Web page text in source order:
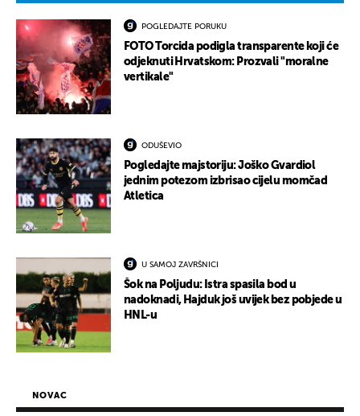
POGLEDAJTE PORUKU
FOTO Torcida podigla transparente koji će
odjeknuti Hrvatskom: Prozvali "moralne
vertikale"
ODUŠEVIO
Pogledajte majstoriju: Joško Gvardiol
jednim potezom izbrisao cijelu momčad
Atletica
U SAMOJ ZAVRŠNICI
Šok na Poljudu: Istra spasila bod u
nadoknadi, Hajduk još uvijek bez pobjede u
HNL-u
NOVAC